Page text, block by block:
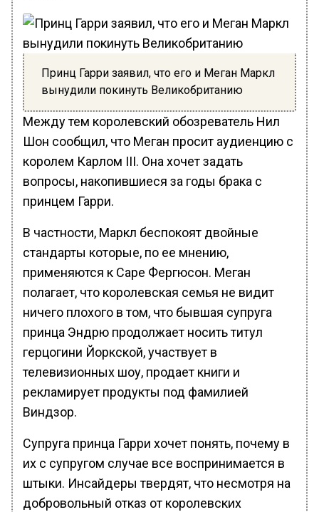
Принц Гарри заявил, что его и Меган Маркл
вынудили покинуть Великобританию
Между тем королевский обозреватель Нил
Шон сообщил, что Меган просит аудиенцию с
королем Карлом III. Она хочет задать
вопросы, накопившиеся за годы брака с
принцем Гарри.
В частности, Маркл беспокоят двойные
стандарты которые, по ее мнению,
применяются к Саре Фергюсон. Меган
полагает, что королевская семья не видит
ничего плохого в том, что бывшая супруга
принца Эндрю продолжает носить титул
герцогини Йоркской, участвует в
телевизионных шоу, продает книги и
рекламирует продукты под фамилией
Виндзор.
Супруга принца Гарри хочет понять, почему в
их с супругом случае все воспринимается в
штыки. Инсайдеры твердят, что несмотря на
добровольный отказ от королевских